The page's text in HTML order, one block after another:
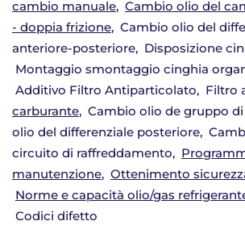
cambio manuale Cambio olio del
- doppia frizione Cambio olio del
anteriore-posteriore
Disposizione
Montaggio smontaggio cinghia
Additivo Filtro Antiparticolato
Filtro
carburante Cambio olio de gruppo
olio del differenziale posteriore
circuito di raffreddamento
manutenzione Ottenimento
Norme e capacità olio/gas
Codici difetto